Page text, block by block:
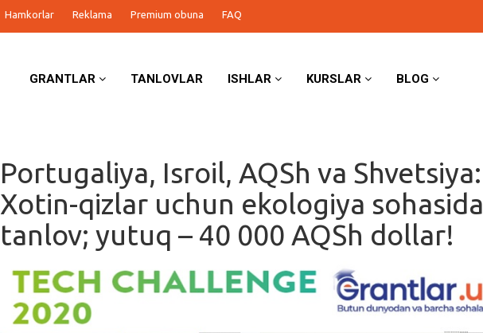
Hamkorlar Reklama Premium obuna FAQ
GRANTLAR TANLOVLAR ISHLAR KURSLAR BLOG
Portugaliya, Isroil, AQSh va Shvetsiya:
Xotin-qizlar uchun ekologiya sohasida
tanlov; yutuq – 40 000 AQSh dollar!